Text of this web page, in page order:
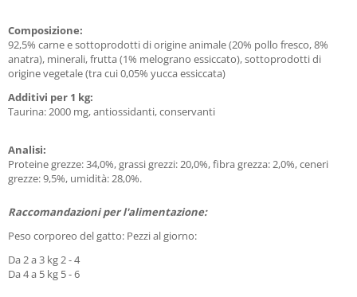
Composizione:
92,5% carne e sottoprodotti di origine animale (20% pollo fresco, 8%
anatra), minerali, frutta (1% melograno essiccato), sottoprodotti di
origine vegetale (tra cui 0,05% yucca essiccata)
Additivi per 1 kg:
Taurina: 2000 mg, antiossidanti, conservanti
Analisi:
Proteine grezze: 34,0%, grassi grezzi: 20,0%, fibra grezza: 2,0%, ceneri
grezze: 9,5%, umidità: 28,0%.
Raccomandazioni per l'alimentazione:
Peso corporeo del gatto: Pezzi al giorno:
Da 2 a 3 kg 2 - 4
Da 4 a 5 kg 5 - 6